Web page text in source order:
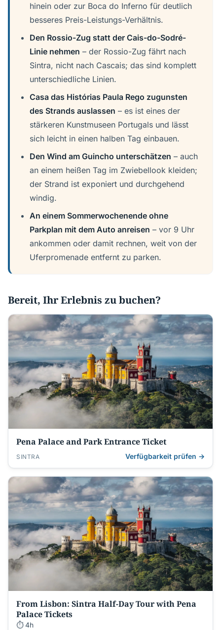
hinein oder zur Boca do Inferno für deutlich
besseres Preis-Leistungs-Verhältnis.
Den Rossio-Zug statt der Cais-do-Sodré-
Linie nehmen – der Rossio-Zug fährt nach
Sintra, nicht nach Cascais; das sind komplett
unterschiedliche Linien.
Casa das Histórias Paula Rego zugunsten
des Strands auslassen – es ist eines der
stärkeren Kunstmuseen Portugals und lässt
sich leicht in einen halben Tag einbauen.
Den Wind am Guincho unterschätzen – auch
an einem heißen Tag im Zwiebellook kleiden;
der Strand ist exponiert und durchgehend
windig.
An einem Sommerwochenende ohne
Parkplan mit dem Auto anreisen – vor 9 Uhr
ankommen oder damit rechnen, weit von der
Uferpromenade entfernt zu parken.
Bereit, Ihr Erlebnis zu buchen?
Pena Palace and Park Entrance Ticket
SINTRA Verfügbarkeit prüfen →
From Lisbon: Sintra Half-Day Tour with Pena
Palace Tickets
⏱ 4h